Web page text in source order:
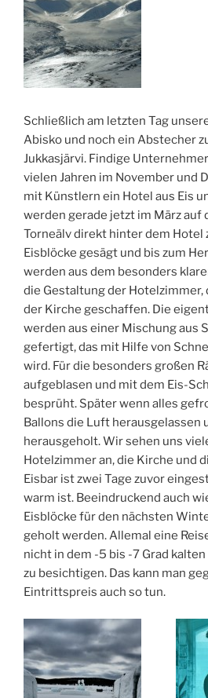
Schließlich am letzten Tag
Abisko und noch ein Abstecher
Jukkasjärvi. Findige
vielen Jahren im November und
mit Künstlern ein Hotel aus Eis
werden gerade jetzt im März auf
Torneälv direkt hinter dem Hotel
Eisblöcke gesägt und bis zum
werden aus dem besonders
die Gestaltung der Hotelzimmer,
der Kirche geschaffen. Die
werden aus einer Mischung aus
gefertigt, das mit Hilfe von
wird. Für die besonders großen
aufgeblasen und mit dem Eis-
besprüht. Später wenn alles
Ballons die Luft herausgelassen
herausgeholt. Wir sehen uns
Hotelzimmer an, die Kirche und
Eisbar ist zwei Tage zuvor
warm ist. Beeindruckend auch
Eisblöcke für den nächsten
geholt werden. Allemal eine
nicht in dem -5 bis -7 Grad
zu besichtigen. Das kann man
Eintrittspreis auch so tun.